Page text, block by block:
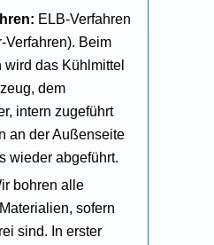
ELB-Verfahren
Verfahren). Beim
wird das Kühlmittel
dem
intern zugeführt
an der Außenseite
wieder abgeführt.
bohren alle
sofern
sind. In erster